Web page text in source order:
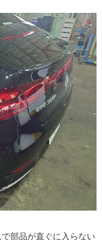
部品が直ぐに入らない